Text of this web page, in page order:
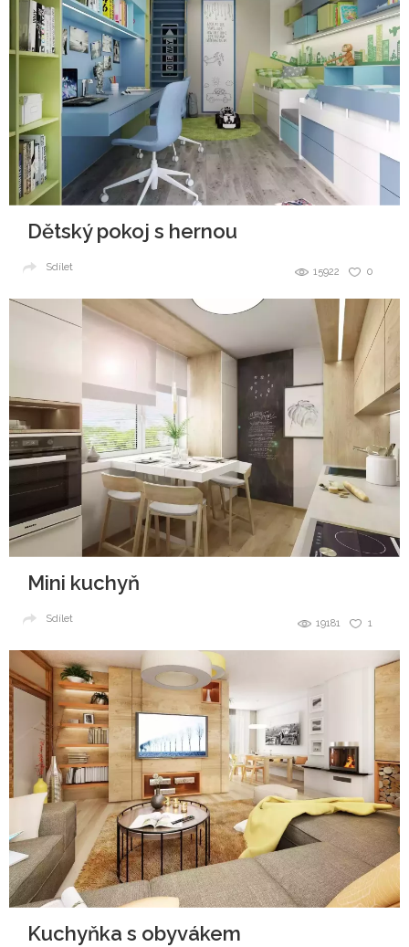
Dětský pokoj s hernou
0
15922
Sdílet
Mini kuchyň
1
19181
Sdílet
Kuchyňka s obyvákem